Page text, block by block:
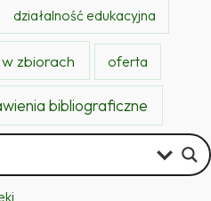
działalność edukacyjna
zbiorach oferta
bibliograficzne